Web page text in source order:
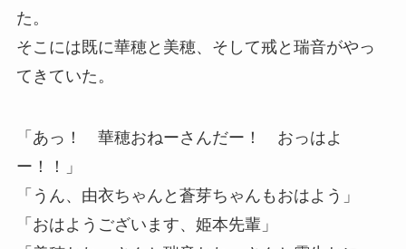
た。
そこには既に華穂と美穂、そして戒と瑞音がやっ
てきていた。
「あっ！ 華穂おねーさんだー！ おっはよ
ー！！」
「うん、由衣ちゃんと蒼芽ちゃんもおはよう」
「おはようございます、姫本先輩」